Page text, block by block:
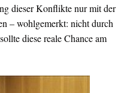
dieser Konflikte nur mit der
– wohlgemerkt: nicht durch
diese reale Chance am